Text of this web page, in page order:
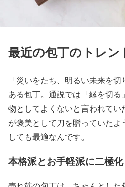
最近の包丁のトレン
「災いをたち、明るい未来を
ある包丁。通説では「縁を切る
物としてよくないと言われて
が褒美として刀を贈っていたよ
しても最適なんです。
本格派とお手軽派に二極化